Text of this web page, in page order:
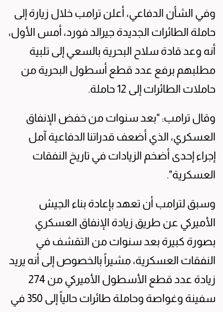
وفي الشأن الدفاعي، أعلن ترامب خلال زيارة إلى
حاملة الطائرات الجديدة جيرالد فورد، أمس الأول،
أنه وعد قادة سلاح البحرية بالسعي إلى تلبية
مطلبهم برفع عدد قطع أسطول البحرية من
حاملات الطائرات إلى 12 حاملة.
وقال ترامب: "بعد سنوات من خفض الإنفاق
العسكري، الذي أضعف قدراتنا الدفاعية آمل
إجراء إحدى أضخم الزيادات في تاريخ النفقات
العسكرية".
وسبق لترامب أن تعهد بإعادة بناء الجيش
الأميركي عن طريق زيادة الإنفاق العسكري
بصورة كبيرة بعد سنوات من التقشف في
النفقات العسكرية، مشيراً بالخصوص إلى أنه يريد
زيادة عدد قطع الأسطول الأميركي من 274
سفينة وغواصة وحاملة طائرات حالياً إلى 350 في